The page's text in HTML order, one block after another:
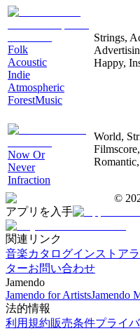
Folk
Acoustic
Indie
Atmospheric
ForestMusic
Strings,
Happy,
Now Or
Never
Infraction
World,
©
アプリを入手
関連リンク
音楽カタログインストア
ターお問い合わせ
Jamendo
Jamendo for ArtistsJamendo
法的情報
利用規約販売条件プライ